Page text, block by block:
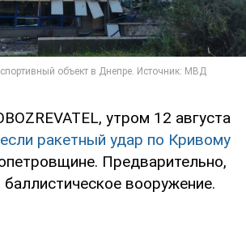
утром 12 августа
ракетный удар по Кривому
Предварительно,
вооружение.